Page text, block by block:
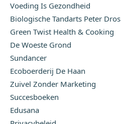
Voeding Is Gezondheid
Biologische Tandarts Peter Dros
Green Twist Health & Cooking
De Woeste Grond
Sundancer
Ecoboerderij De Haan
Zuivel Zonder Marketing
Succesboeken
Edusana